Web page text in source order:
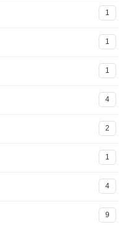
1
1
1
4
2
1
4
9